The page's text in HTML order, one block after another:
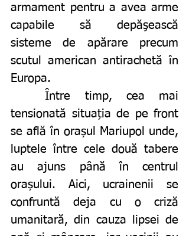
armament pentru a avea arme
capabile să depăşească
sisteme de apărare precum
scutul american antirachetă în
Europa.
	Între timp, cea mai
tensionată situația de pe front
se află în orașul Mariupol unde,
luptele între cele două tabere
au ajuns până în centrul
orașului. Aici, ucrainenii se
confruntă deja cu o criză
umanitară, din cauza lipsei de